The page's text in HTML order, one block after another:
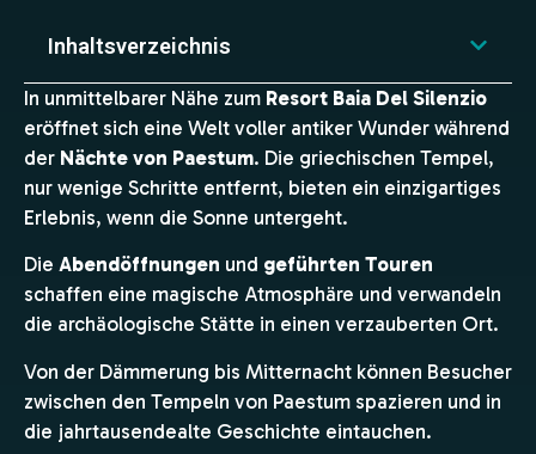
Inhaltsverzeichnis
In unmittelbarer Nähe zum Resort Baia Del Silenzio
eröffnet sich eine Welt voller antiker Wunder während
der Nächte von Paestum. Die griechischen Tempel,
nur wenige Schritte entfernt, bieten ein einzigartiges
Erlebnis, wenn die Sonne untergeht.
Die Abendöffnungen und geführten Touren
schaffen eine magische Atmosphäre und verwandeln
die archäologische Stätte in einen verzauberten Ort.
Von der Dämmerung bis Mitternacht können Besucher
zwischen den Tempeln von Paestum spazieren und in
die jahrtausendealte Geschichte eintauchen.